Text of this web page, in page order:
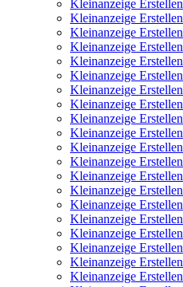
Kleinanzeige Erstellen
Kleinanzeige Erstellen
Kleinanzeige Erstellen
Kleinanzeige Erstellen
Kleinanzeige Erstellen
Kleinanzeige Erstellen
Kleinanzeige Erstellen
Kleinanzeige Erstellen
Kleinanzeige Erstellen
Kleinanzeige Erstellen
Kleinanzeige Erstellen
Kleinanzeige Erstellen
Kleinanzeige Erstellen
Kleinanzeige Erstellen
Kleinanzeige Erstellen
Kleinanzeige Erstellen
Kleinanzeige Erstellen
Kleinanzeige Erstellen
Kleinanzeige Erstellen
Kleinanzeige Erstellen